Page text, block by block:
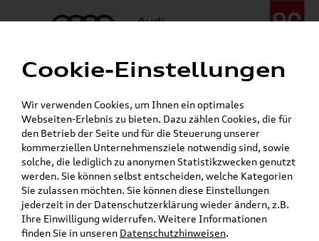
Menü
24h-Pannenhilfe:+49 (0)171 / 870 72 87
Gerade geöffnet
Verkauf:
Mo. - Fr. 08:00 - 19:00 Uhr Sa. 09:00 - 13:00 Uhr
Service:Mo. - Fr. 06:00 - 20:00 Uhr Sa. 08:00 - 13:00 Uhr
Jetzt sparen bei unseren
Dachboxen!
Grundträger zum Schnäppchenpreis
Cookie-Einstellungen
Wir verwenden Cookies, um Ihnen ein optimales
Webseiten-Erlebnis zu bieten. Dazu zählen Cookies, die für
den Betrieb der Seite und für die Steuerung unserer
kommerziellen Unternehmensziele notwendig sind, sowie
solche, die lediglich zu anonymen Statistikzwecken genutzt
werden. Sie können selbst entscheiden, welche Kategorien
Sie zulassen möchten. Sie können diese Einstellungen
jederzeit in der Datenschutzerklärung wieder ändern, z.B.
Ihre Einwilligung widerrufen. Weitere Informationen
finden Sie in unseren Datenschutzhinweisen.